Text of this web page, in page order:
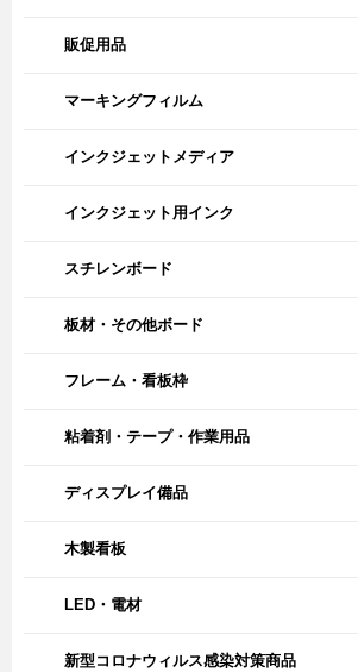
販促用品
マーキングフィルム
インクジェットメディア
インクジェット用インク
スチレンボード
板材・その他ボード
フレーム・看板枠
粘着剤・テープ・作業用品
ディスプレイ備品
木製看板
LED・電材
新型コロナウィルス感染対策商品